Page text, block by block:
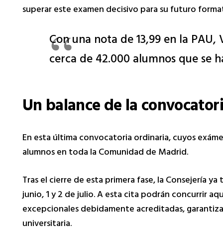
superar este examen decisivo para su futuro
Con una nota de 13,99 en la
cerca de 42.000 alumnos que se
Un balance de la
En esta última convocatoria ordinaria, cuyos
alumnos en toda la Comunidad de Madrid.
Tras el cierre de esta primera fase, la Consejería
junio, 1 y 2 de julio. A esta cita podrán concurrir
excepcionales debidamente acreditadas,
universitaria.